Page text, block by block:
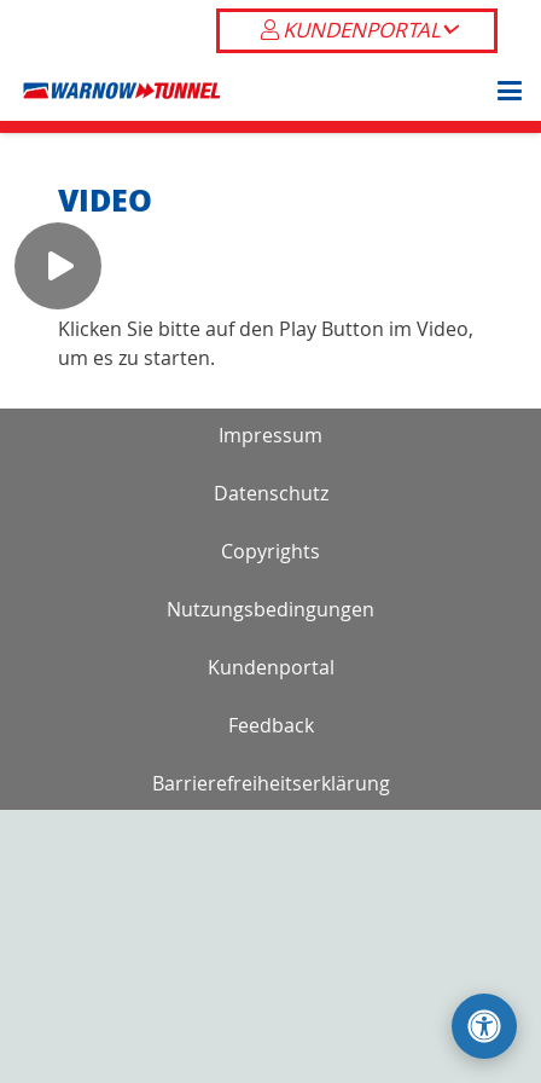
KUNDENPORTAL
VIDEO
Klicken Sie bitte auf den Play Button im Video,
um es zu starten.
Impressum
Datenschutz
Copyrights
Nutzungsbedingungen
Kundenportal
Feedback
Barrierefreiheitserklärung